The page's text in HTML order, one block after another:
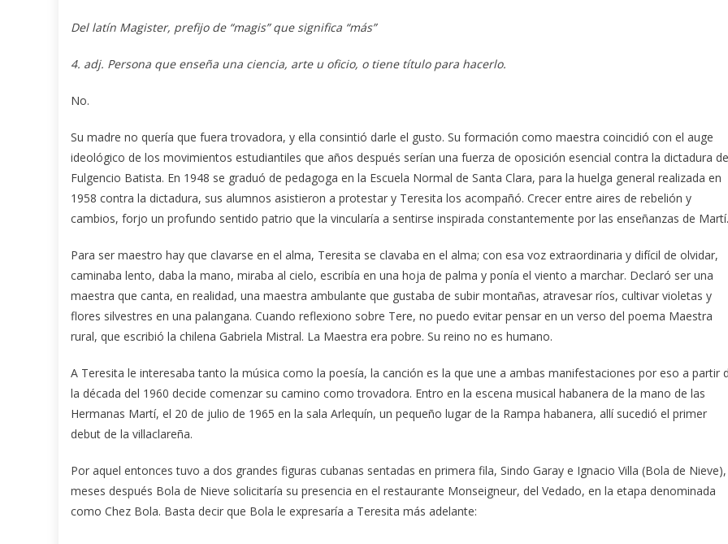
Del latín Magister, prefijo de “magis” que significa “más”
4. adj. Persona que enseña una ciencia, arte u oficio, o tiene título para hacerlo.
No.
Su madre no quería que fuera trovadora, y ella consintió darle el gusto. Su formación como maestra coincidió con el auge
ideológico de los movimientos estudiantiles que años después serían una fuerza de oposición esencial contra la dictadura de
Fulgencio Batista. En 1948 se graduó de pedagoga en la Escuela Normal de Santa Clara, para la huelga general realizada en
1958 contra la dictadura, sus alumnos asistieron a protestar y Teresita los acompañó. Crecer entre aires de rebelión y
cambios, forjo un profundo sentido patrio que la vincularía a sentirse inspirada constantemente por las enseñanzas de Martí.
Para ser maestro hay que clavarse en el alma, Teresita se clavaba en el alma; con esa voz extraordinaria y difícil de olvidar,
caminaba lento, daba la mano, miraba al cielo, escribía en una hoja de palma y ponía el viento a marchar. Declaró ser una
maestra que canta, en realidad, una maestra ambulante que gustaba de subir montañas, atravesar ríos, cultivar violetas y
flores silvestres en una palangana. Cuando reflexiono sobre Tere, no puedo evitar pensar en un verso del poema Maestra
rural, que escribió la chilena Gabriela Mistral. La Maestra era pobre. Su reino no es humano.
A Teresita le interesaba tanto la música como la poesía, la canción es la que une a ambas manifestaciones por eso a partir
la década del 1960 decide comenzar su camino como trovadora. Entro en la escena musical habanera de la mano de las
Hermanas Martí, el 20 de julio de 1965 en la sala Arlequín, un pequeño lugar de la Rampa habanera, allí sucedió el primer
debut de la villaclareña.
Por aquel entonces tuvo a dos grandes figuras cubanas sentadas en primera fila, Sindo Garay e Ignacio Villa (Bola de Nieve),
meses después Bola de Nieve solicitaría su presencia en el restaurante Monseigneur, del Vedado, en la etapa denominada
como Chez Bola. Basta decir que Bola le expresaría a Teresita más adelante: